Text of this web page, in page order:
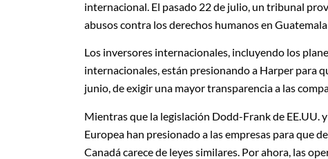
internacional. El pasado 22 de julio, un tribunal
abusos contra los derechos humanos en
Los inversores internacionales, incluyendo los
internacionales, están presionando a Harper para
junio, de exigir una mayor transparencia a las
Mientras que la legislación Dodd-Frank de EE.UU.
Europea han presionado a las empresas para que
Canadá carece de leyes similares. Por ahora, las